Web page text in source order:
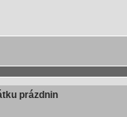
prázdnin